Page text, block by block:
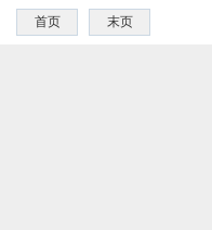
首页 末页